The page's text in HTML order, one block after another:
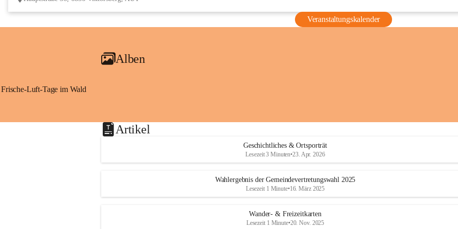
Veranstaltungskalender
Alben
Frische-Luft-Tage im Wald
Artikel
Geschichtliches & Ortsporträt
Lesezeit 3 Minuten•23. Apr. 2026
Wahlergebnis der Gemeindevertretungswahl 2025
Lesezeit 1 Minute•16. März 2025
Wander- & Freizeitkarten
Lesezeit 1 Minute•20. Nov. 2025